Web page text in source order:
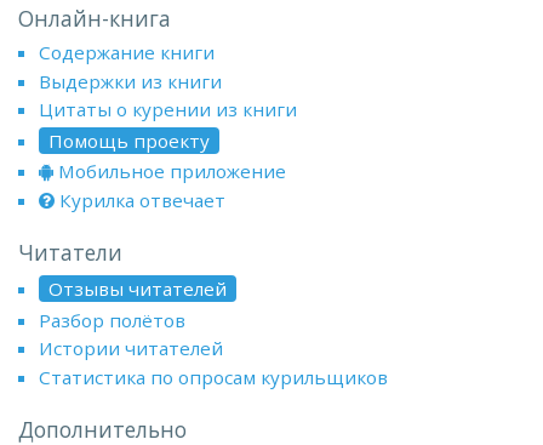
Онлайн-книга
Содержание книги
Выдержки из книги
Цитаты о курении из книги
Помощь проекту
Мобильное приложение
Курилка отвечает
Читатели
Отзывы читателей
Разбор полётов
Истории читателей
Статистика по опросам курильщиков
Дополнительно